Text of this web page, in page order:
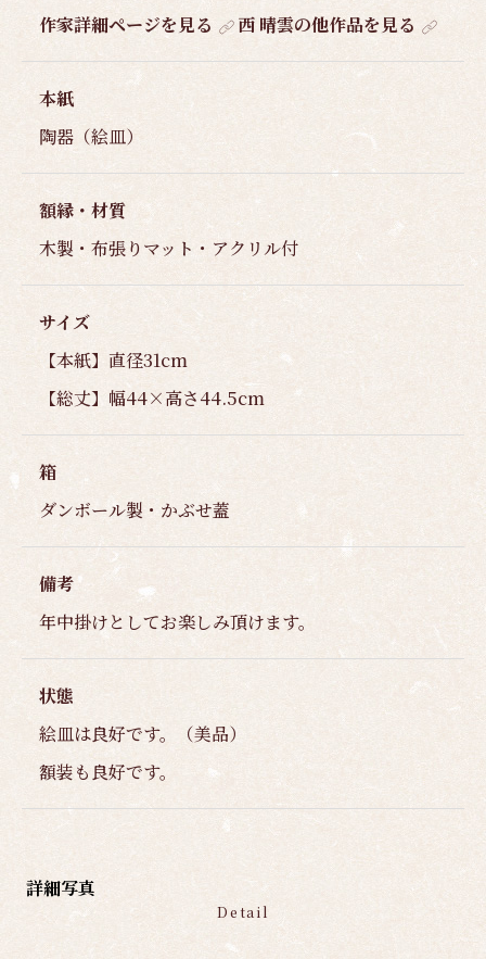
作家詳細ページを見る 西 晴雲の他作品を見る
本紙
陶器（絵皿）
額縁・材質
木製・布張りマット・アクリル付
サイズ
【本紙】直径31cm
【総丈】幅44×高さ44.5cm
箱
ダンボール製・かぶせ蓋
備考
年中掛けとしてお楽しみ頂けます。
状態
絵皿は良好です。（美品）
額装も良好です。
詳細写真
Detail